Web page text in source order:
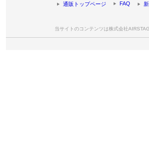
通販トップページ FAQ
当サイトのコンテンツは株式会社